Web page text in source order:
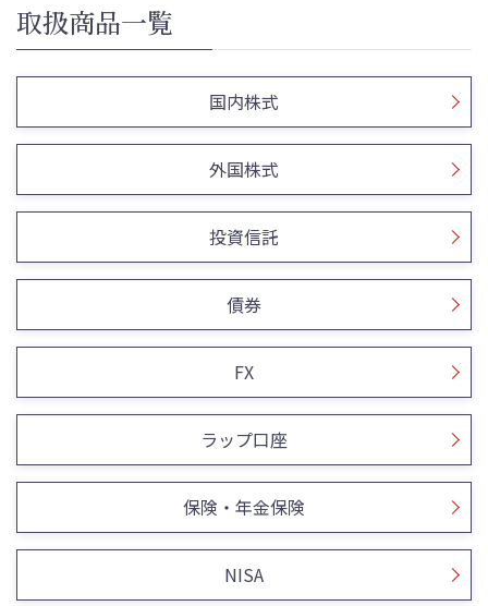
取扱商品一覧
国内株式
外国株式
投資信託
債券
FX
ラップ口座
保険・年金保険
NISA